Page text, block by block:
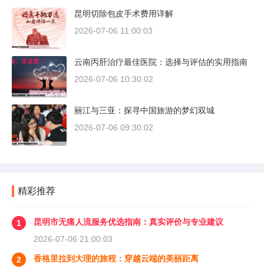
昆明切除包皮手术费用详解
2026-07-06 11:00:03
云南丙肝治疗最佳医院：选择与评估的实用指南
2026-07-06 10:30:02
丽江与三亚：探寻中国旅游的梦幻双城
2026-07-06 09:30:02
精彩推荐
1
昆明市无痛人流服务优选指南：真实评价与专业建议
2026-07-06 21:00:03
2
香格里拉到大理的旅程：穿越云端的美丽距离